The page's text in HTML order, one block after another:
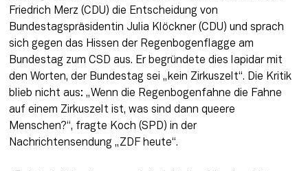
Friedrich Merz (CDU) die Entscheidung von
Bundestagspräsidentin Julia Klöckner (CDU) und sprach
sich gegen das Hissen der Regenbogenflagge am
Bundestag zum CSD aus. Er begründete dies lapidar mit
den Worten, der Bundestag sei „kein Zirkuszelt“. Die Kritik
blieb nicht aus: „Wenn die Regenbogenfahne die Fahne
auf einem Zirkuszelt ist, was sind dann queere
Menschen?“, fragte Koch (SPD) in der
Nachrichtensendung „ZDF heute“.